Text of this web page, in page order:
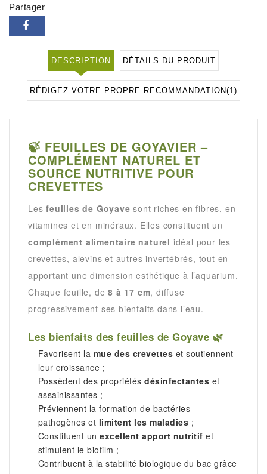
Partager
DESCRIPTION DÉTAILS DU PRODUIT
RÉDIGEZ VOTRE PROPRE RECOMMANDATION(1)
🍃 FEUILLES DE GOYAVIER –
COMPLÉMENT NATUREL ET
SOURCE NUTRITIVE POUR
CREVETTES
Lesfeuilles de Goyave sont riches en fibres, en
vitamines et en minéraux. Elles constituent un
complément alimentaire naturel idéal pour les
crevettes, alevins et autres invertébrés, tout en
apportant une dimension esthétique à l’aquarium.
Chaque feuille, de 8 à 17 cm, diffuse
progressivement ses bienfaits dans l’eau.
Les bienfaits des feuilles de Goyave 🌿
Favorisent la mue des crevettes et soutiennent
leur croissance ;
Possèdent des propriétésdésinfectantes et
assainissantes ;
Préviennent la formation de bactéries
pathogènes et limitent les maladies ;
Constituent unexcellent apport nutritif et
stimulent le biofilm ;
Contribuent à la stabilité biologique du bac grâce